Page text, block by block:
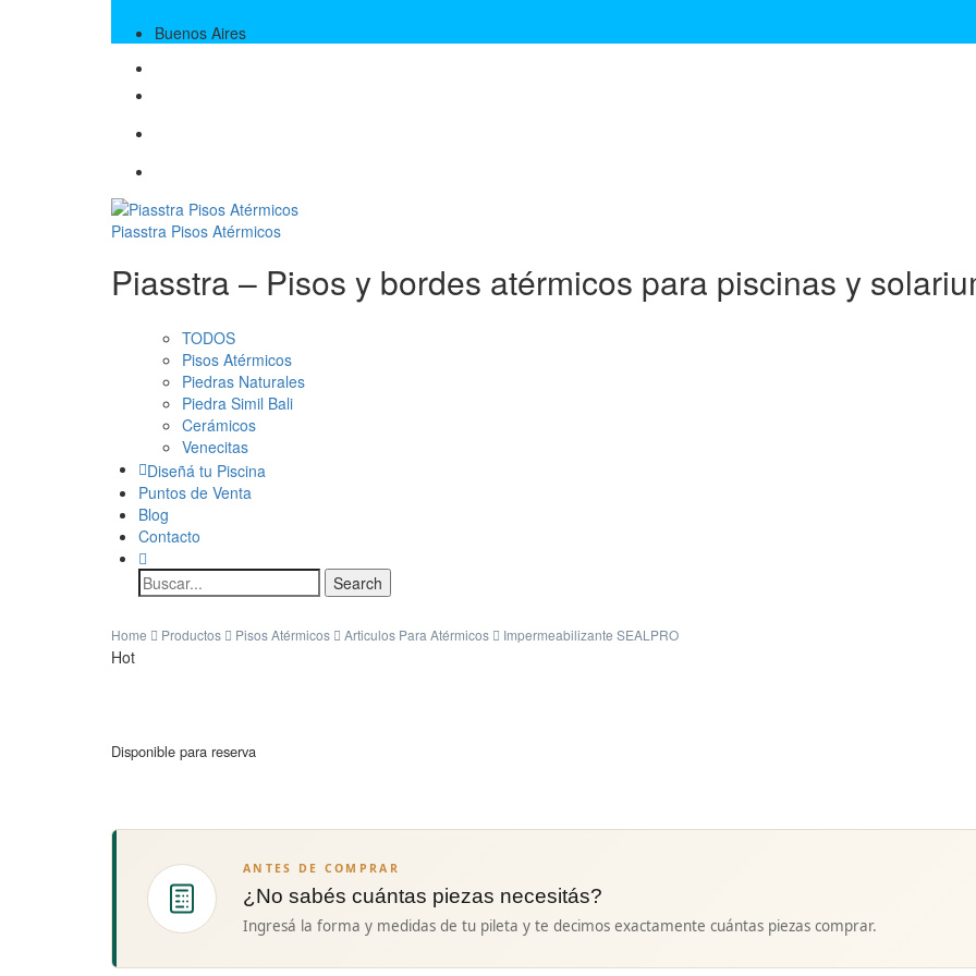
Buenos Aires
Piasstra Pisos Atérmicos
Piasstra – Pisos y bordes atérmicos para piscinas y
TODOS
Pisos Atérmicos
Piedras Naturales
Piedra Simil Bali
Cerámicos
Venecitas
Diseñá tu Piscina
Puntos de Venta
Blog
Contacto
Home Productos Pisos Atérmicos Articulos Para Atérmicos Impermeabilizante SEALPRO
Hot
Disponible para reserva
ANTES DE COMPRAR
¿No sabés cuántas piezas necesitás?
Ingresá la forma y medidas de tu pileta y te decimos exactamente cuántas piezas comprar.